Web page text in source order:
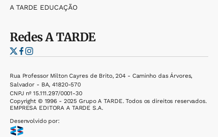
A TARDE EDUCAÇÃO
RedesA TARDE
Rua Professor Milton Cayres de Brito, 204 - Caminho das Árvores,
Salvador - BA, 41820-570
CNPJ nº 15.111.297/0001-30
Copyright © 1996 - 2025 Grupo A TARDE. Todos os direitos reservados.
EMPRESA EDITORA A TARDE S.A.
Desenvolvido por: